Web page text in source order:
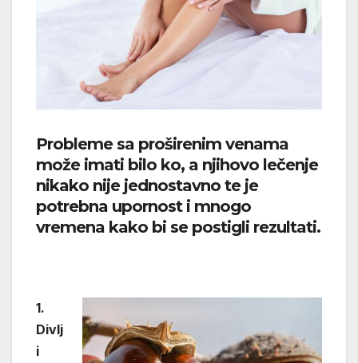
Probleme sa proširenim venama
može imati bilo ko, a njihovo lečenje
nikako nije jednostavno te ​​je
potrebna upornost i mnogo
vremena kako bi se postigli rezultati.
1.
Divlj
i